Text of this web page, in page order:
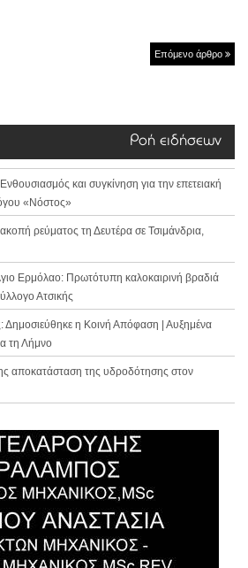
Επόμενο άρθρο
Ροή ειδήσεων
και συγκίνηση για την επετειακή
«Νόστος»
ρεύματος τη Δευτέρα σε Τσιμάνδρια,
Ερμόλαο: Πρωτότυπη καλοκαιρινή βραδιά
Ατσικής
Δημοσιεύθηκε η Κοινή Απόφαση | Αυξημένα
τη Λήμνο
αποκατάσταση της υδροδότησης στον